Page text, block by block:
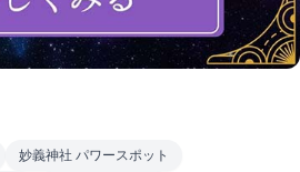
妙義神社 パワースポット